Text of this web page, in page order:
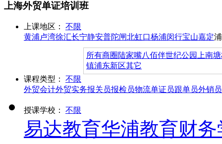
上海外贸单证培训班
上课地区：
不限
黄浦卢湾徐汇长宁静安普陀闸北虹口杨浦闵行宝山嘉定
所有商圈 陆家嘴八佰伴世纪公园 上南
镇浦东新区其它
课程类型：
不限
外贸会计外贸实务报关员报检员物流单证员跟单员外销员
授课学校： 不限
易达教育华浦教育财